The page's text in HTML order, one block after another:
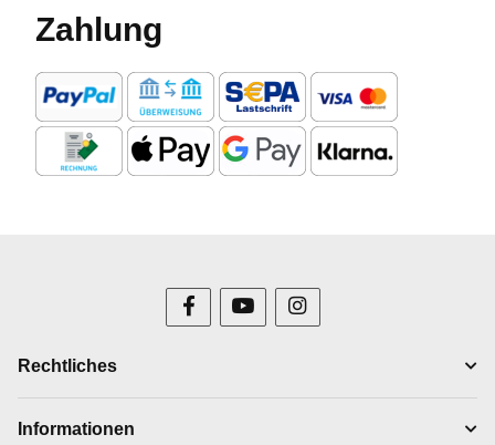
Zahlung
Rechtliches
Informationen